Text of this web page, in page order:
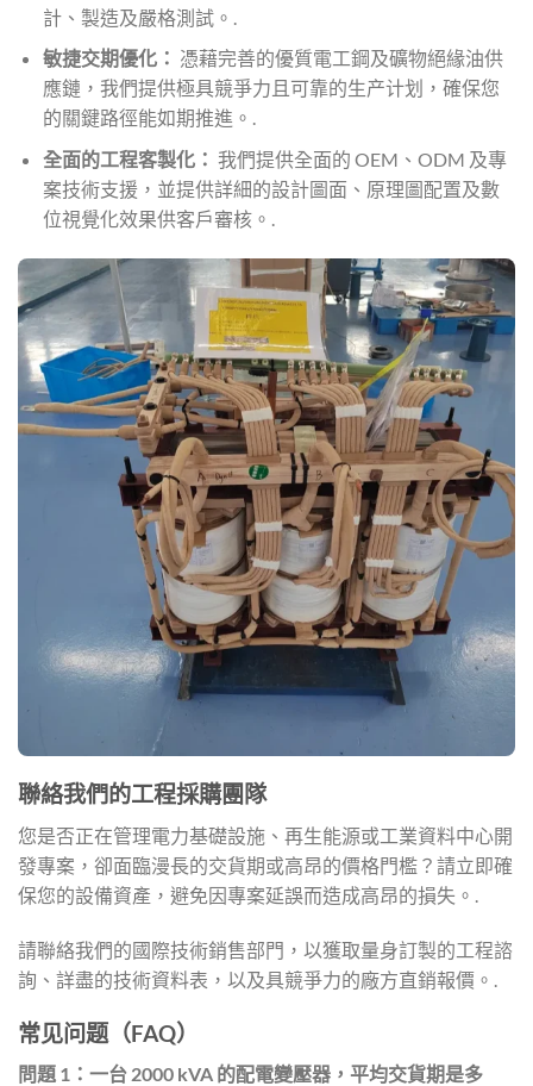
計、製造及嚴格測試。.
敏捷交期優化： 憑藉完善的優質電工鋼及礦物絕緣油供
應鏈，我們提供極具競爭力且可靠的生产计划，確保您
的關鍵路徑能如期推進。.
全面的工程客製化： 我們提供全面的 OEM、ODM 及專
案技術支援，並提供詳細的設計圖面、原理圖配置及數
位視覺化效果供客戶審核。.
聯絡我們的工程採購團隊
您是否正在管理電力基礎設施、再生能源或工業資料中心開
發專案，卻面臨漫長的交貨期或高昂的價格門檻？請立即確
保您的設備資產，避免因專案延誤而造成高昂的損失。.
請聯絡我們的國際技術銷售部門，以獲取量身訂製的工程諮
詢、詳盡的技術資料表，以及具競爭力的廠方直銷報價。.
常见问题（FAQ）
問題 1：一台 2000 kVA 的配電變壓器，平均交貨期是多